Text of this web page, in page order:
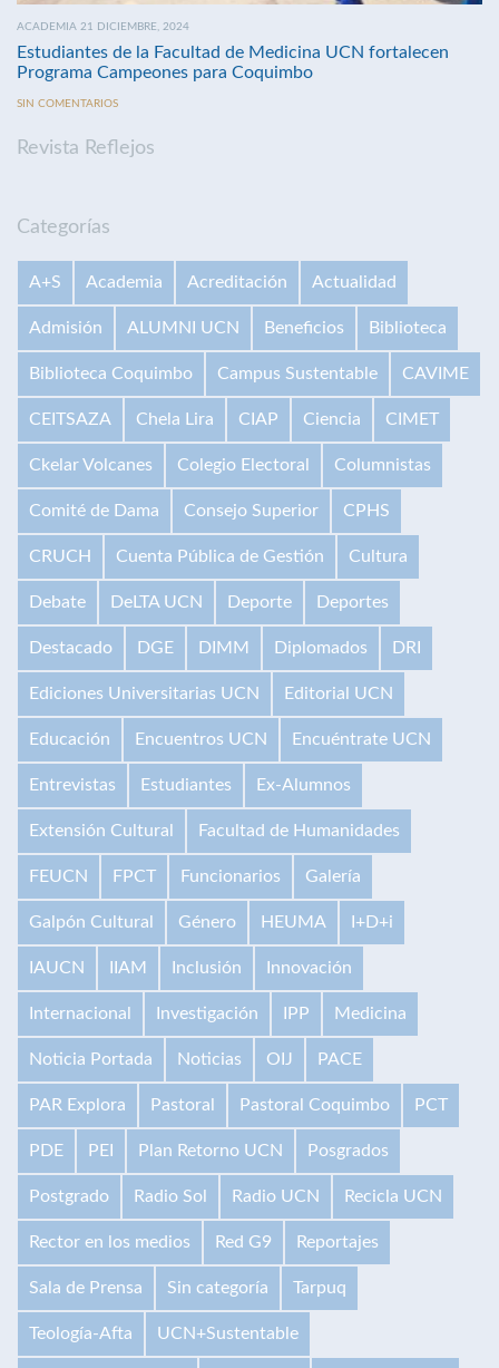
ACADEMIA 21 DICIEMBRE, 2024
Estudiantes de la Facultad de Medicina UCN fortalecen
Programa Campeones para Coquimbo
SIN COMENTARIOS
Revista Reflejos
Categorías
A+S Academia Acreditación Actualidad
Admisión ALUMNI UCN Beneficios Biblioteca
Biblioteca Coquimbo Campus Sustentable CAVIME
CEITSAZA Chela Lira CIAP Ciencia CIMET
Ckelar Volcanes Colegio Electoral Columnistas
Comité de Dama Consejo Superior CPHS
CRUCH Cuenta Pública de Gestión Cultura
Debate DeLTA UCN Deporte Deportes
Destacado DGE DIMM Diplomados DRI
Ediciones Universitarias UCN Editorial UCN
Educación Encuentros UCN Encuéntrate UCN
Entrevistas Estudiantes Ex-Alumnos
Extensión Cultural Facultad de Humanidades
FEUCN FPCT Funcionarios Galería
Galpón Cultural Género HEUMA I+D+i
IAUCN IIAM Inclusión Innovación
Internacional Investigación IPP Medicina
Noticia Portada Noticias OIJ PACE
PAR Explora Pastoral Pastoral Coquimbo PCT
PDE PEI Plan Retorno UCN Posgrados
Postgrado Radio Sol Radio UCN Recicla UCN
Rector en los medios Red G9 Reportajes
Sala de Prensa Sin categoría Tarpuq
Teología-Afta UCN+Sustentable